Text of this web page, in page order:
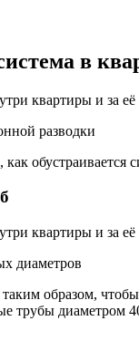
в
разводки
обустраивается
диаметров
образом,
трубы диаметром